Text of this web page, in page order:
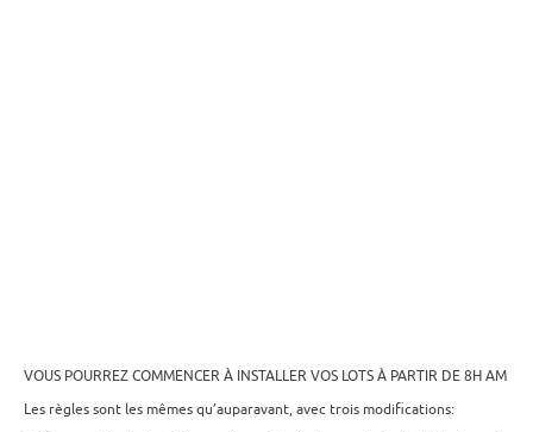
VOUS POURREZ COMMENCER À INSTALLER VOS LOTS À PARTIR DE 8H AM
Les règles sont les mêmes qu’auparavant, avec trois modifications: